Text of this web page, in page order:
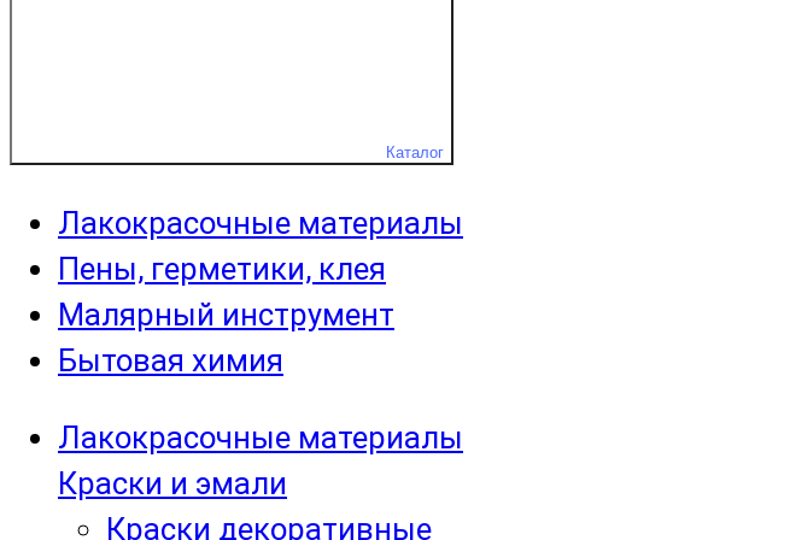
Каталог
Лакокрасочные материалы
Пены, герметики, клея
Малярный инструмент
Бытовая химия
Лакокрасочные материалы
Краски и эмали
Краски декоративные